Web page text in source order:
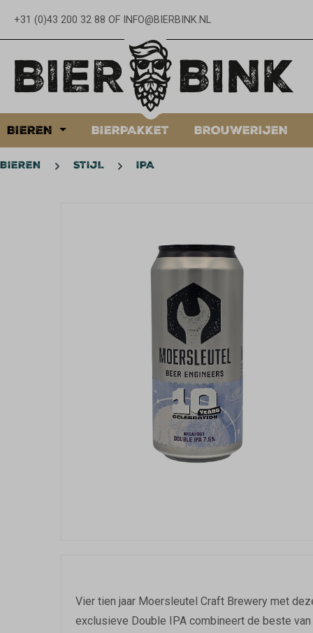
Ga naar de hoofdnavigatie
+31 (0)43 200 32 88 OF INFO@BIERBINK.NL
BIEREN BIERPAKKET BROUWERIJEN
BIEREN STIJL IPA
Vier tien jaar Moersleutel Craft Brewery met
exclusieve Double IPA combineert de beste